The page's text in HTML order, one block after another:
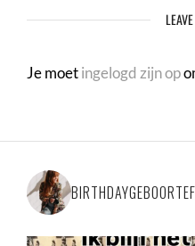
Je moetingelogd zijn op